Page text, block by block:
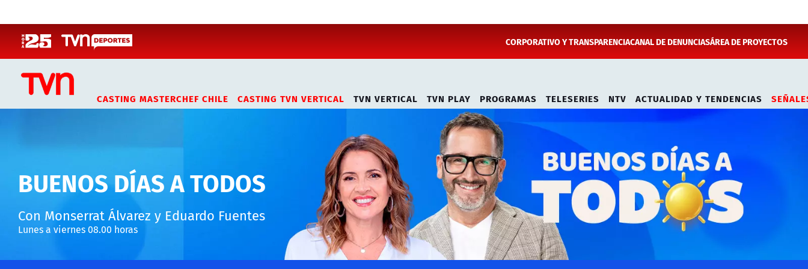
CORPORATIVO Y TRANSPARENCIACANAL DE DENUNCIASÁREA DE PROYECTOS
CASTING MASTERCHEF CHILE CASTING TVN VERTICAL TVN VERTICAL TVN PLAY PROGRAMAS TELESERIES NTV ACTUALIDAD Y TENDENCIAS
BUENOS DÍAS A TODOS
Con Monserrat Álvarez y Eduardo Fuentes
Lunes a viernes 08.00 horas